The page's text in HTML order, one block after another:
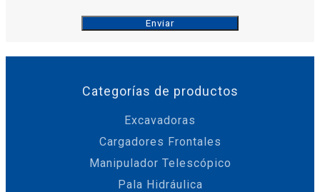
Categorías de productos
Excavadoras
Cargadores Frontales
Manipulador Telescópico
Pala Hidráulica